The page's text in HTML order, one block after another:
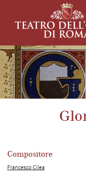
Compositore
Francesco Cilea